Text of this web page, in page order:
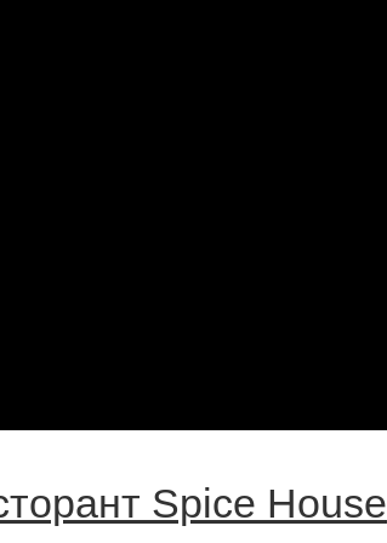
Spice House